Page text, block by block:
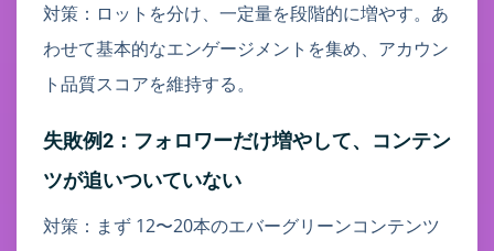
対策：ロットを分け、一定量を段階的に増やす。あ
わせて基本的なエンゲージメントを集め、アカウン
ト品質スコアを維持する。
失敗例2：フォロワーだけ増やして、コンテン
ツが追いついていない
対策：まず 12〜20本のエバーグリーンコンテンツ